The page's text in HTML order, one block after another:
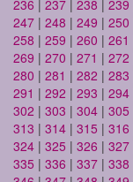
236 | 237 | 238 | 239
247 | 248 | 249 | 250
258 | 259 | 260 | 261
269 | 270 | 271 | 272
280 | 281 | 282 | 283
291 | 292 | 293 | 294
302 | 303 | 304 | 305
313 | 314 | 315 | 316
324 | 325 | 326 | 327
335 | 336 | 337 | 338